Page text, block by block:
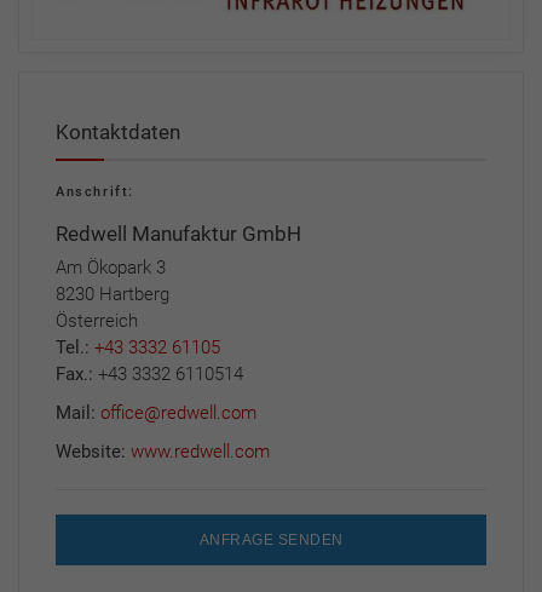
Kontaktdaten
Anschrift:
Redwell Manufaktur GmbH
Am Ökopark 3
8230 Hartberg
Österreich
Tel.: +43 3332 61105
Fax.: +43 3332 6110514
Mail: office@redwell.com
Website: www.redwell.com
ANFRAGE SENDEN